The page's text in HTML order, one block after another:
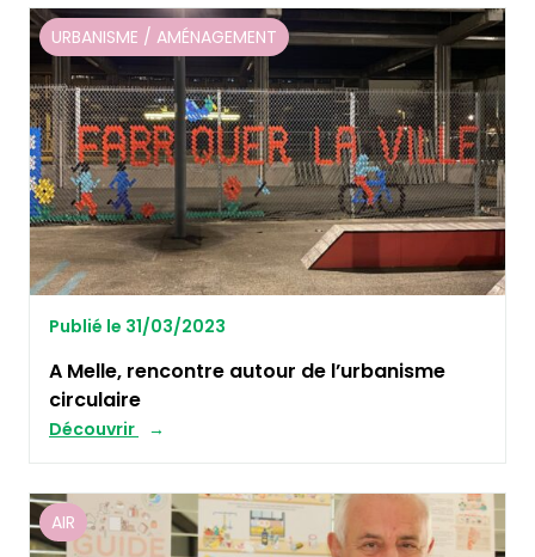
URBANISME / AMÉNAGEMENT
Publié le 31/03/2023
A Melle, rencontre autour de l’urbanisme
circulaire
Découvrir
AIR